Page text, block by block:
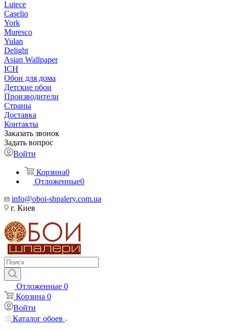
Lutece
Caselio
York
Muresco
Yulan
Delight
Asian Wallpaper
ICH
Обои для дома
Детские обои
Производители
Страны
Доставка
Контакты
Заказать звонок
Задать вопрос
Войти
Корзина0
Отложенные0
info@oboi-shpalery.com.ua
г. Киев
Отложенные 0
Корзина 0
Войти
Каталог обоев